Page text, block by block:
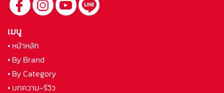
เมนู
• หน้าหลัก
• By Brand
• By Category
• บทความ-รีวิว